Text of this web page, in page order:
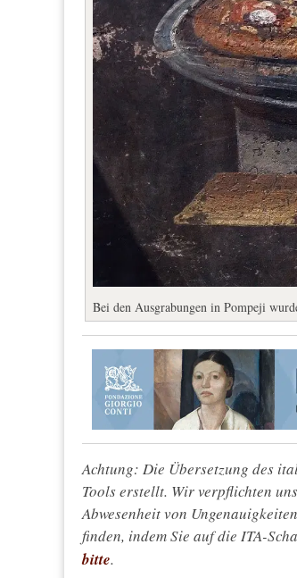
Bei den Ausgrabungen in Pompeji
Achtung: Die Übersetzung des
Tools erstellt. Wir verpflichten
Abwesenheit von
finden, indem Sie auf die ITA-
bitte.